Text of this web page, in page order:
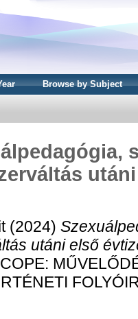
Browse by Subject
(2024)
utáni első